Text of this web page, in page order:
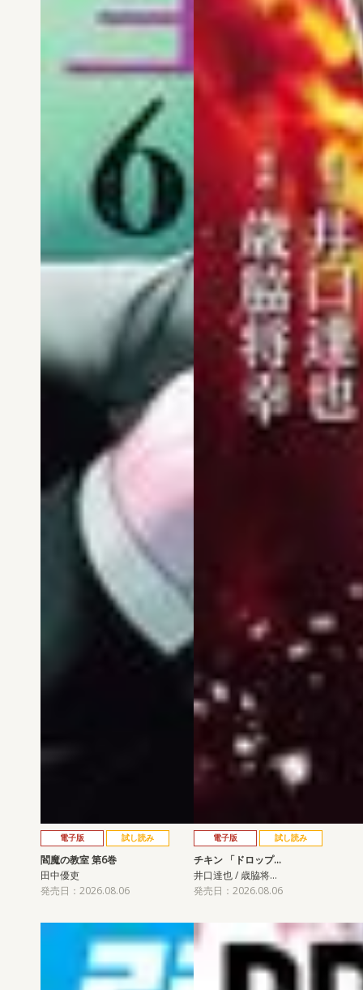
電子版 試し読み
閻魔の教室 第6巻
田中優吏
発売日：2026.08.06
電子版 試し読み
チキン 「ドロップ…
井口達也 / 歳脇将…
発売日：2026.08.06